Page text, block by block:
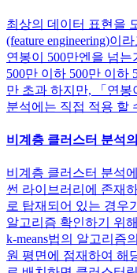
최상의 데이터 표현을
(feature engineering)이
연봉이 500만엔을 넘
500만 이하 500만 이하
만 초과 하지만, 「연봉
분석에는 직접 적용 할
비계층 클러스터 분석
비계층 클러스터 분석
썬 라이브러리에 존재
로 탑재되어 있는 경우
알고리즘 확인하기 위
k-means법의 알고리즘
원 평면에 점재하여 해